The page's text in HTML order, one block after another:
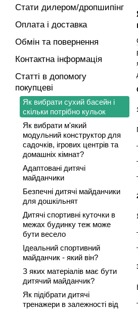
Стати дилером/дропшипінг
Оплата і доставка
Обмін та повернення
Контактна інформація
Статті в допомогу
покупцеві
Як вибрати сухий басейн і
скільки потрібно кульок
Як вибрати м'який
модульний конструктор для
садочків, ігрових центрів та
домашніх кімнат?
Адаптовані дитячі
майданчики
Безпечні дитячі майданчики
для дошкільнят
Дитячі спортивні куточки в
межах будинку теж може
бути весело
Ідеальний спортивний
майданчик - який він?
З яких матеріалів має бути
дитячий майданчик?
Як підібрати дитячі
тренажери в залежності від